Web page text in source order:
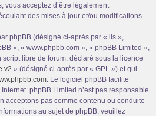
vous acceptez d’être légalement
des mises à jour et/ou modifications.
phpBB (désigné ci-après par « ils »,
», « www.phpbb.com », « phpBB Limited »,
libre de forum, déclaré sous la licence
v2 » (désigné ci-après par « GPL ») et qui
. Le logiciel phpBB facilite
phpBB Limited n’est pas responsable
pas comme contenu ou conduite
au sujet de phpBB, veuillez